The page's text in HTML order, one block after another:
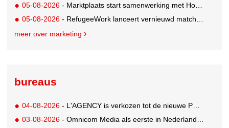
05-08-2026 - Marktplaats start samenwerking met House of Cars
05-08-2026 - RefugeeWork lanceert vernieuwd matchingplatform voor nieuwkomers en werkgevers
meer over marketing
bureaus
04-08-2026 - L'AGENCY is verkozen tot de nieuwe PR-partner van KoRo
03-08-2026 - Omnicom Media als eerste in Nederland actief met advertenties in ChatGPT